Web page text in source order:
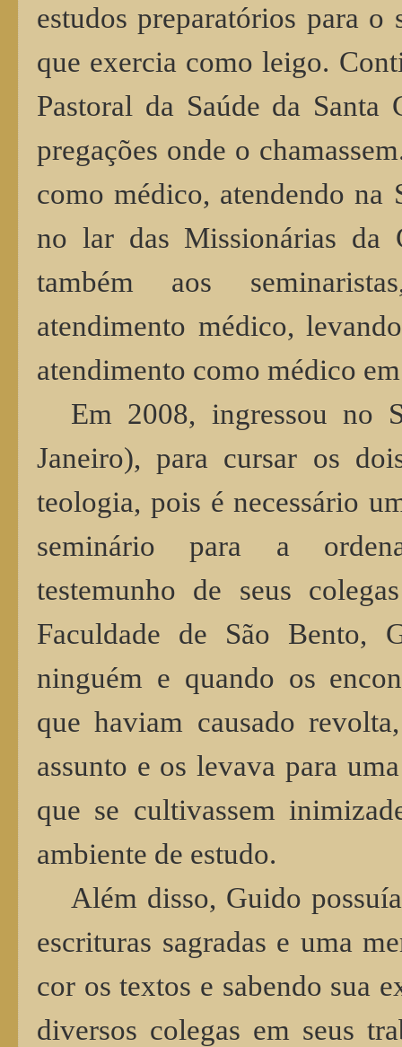
estudos preparatórios para
que exercia como leigo.
Pastoral da Saúde da
pregações onde o
como médico, atendendo na
no lar das Missionárias da
também aos
atendimento médico,
atendimento como médico
Em 2008, ingressou no
Janeiro), para cursar os
teologia, pois é necessário
seminário para a
testemunho de seus
Faculdade de São Bento,
ninguém e quando os
que haviam causado
assunto e os levava para
que se cultivassem
ambiente de estudo.
Além disso, Guido
escrituras sagradas e uma
cor os textos e sabendo sua
diversos colegas em seus